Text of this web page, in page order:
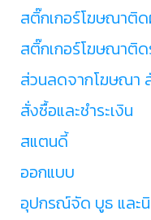
สติ๊กเกอร์โฆษณาติ
สติ๊กเกอร์โฆษณาติ
ส่วนลดจากโฆษณา
สั่งซื้อและชำระเงิน
สแตนดี้
ออกแบบ
อุปกรณ์จัด บูธ และนิ